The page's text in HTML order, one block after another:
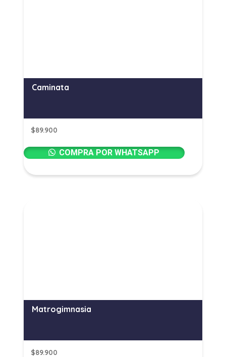
Caminata
$89.900
COMPRA POR WHATSAPP
Matrogimnasia
$89.900